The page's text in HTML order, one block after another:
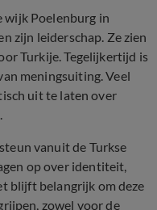
wijk Poelenburg in
zijn leiderschap. Ze zien
Turkije. Tegelijkertijd is
meningsuiting. Veel
uit te laten over
vanuit de Turkse
op over identiteit,
blijft belangrijk om deze
zowel voor de